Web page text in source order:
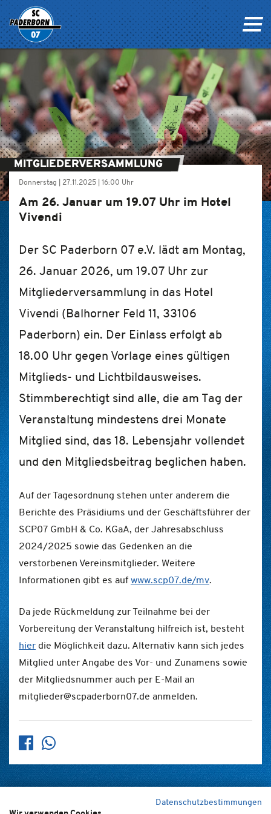
MITGLIEDERVERSAMMLUNG
Donnerstag | 27.11.2025 | 16:00 Uhr
Am 26. Januar um 19.07 Uhr im Hotel
Vivendi
Der SC Paderborn 07 e.V. lädt am Montag,
26. Januar 2026, um 19.07 Uhr zur
Mitgliederversammlung in das Hotel
Vivendi (Balhorner Feld 11, 33106
Paderborn) ein. Der Einlass erfolgt ab
18.00 Uhr gegen Vorlage eines gültigen
Mitglieds- und Lichtbildausweises.
Stimmberechtigt sind alle, die am Tag der
Veranstaltung mindestens drei Monate
Mitglied sind, das 18. Lebensjahr vollendet
und den Mitgliedsbeitrag beglichen haben.
Auf der Tagesordnung stehen unter anderem die
Berichte des Präsidiums und der Geschäftsführer der
SCP07 GmbH & Co. KGaA, der Jahresabschluss
2024/2025 sowie das Gedenken an die
verstorbenen Vereinsmitglieder. Weitere
Informationen gibt es aufwww.scp07.de/mv.
Da jede Rückmeldung zur Teilnahme bei der
Vorbereitung der Veranstaltung hilfreich ist, besteht
hier die Möglichkeit dazu. Alternativ kann sich jedes
Mitglied unter Angabe des Vor- und Zunamens sowie
der Mitgliedsnummer auch per E-Mail an
mitglieder@scpaderborn07.de anmelden.
Datenschutzbestimmungen